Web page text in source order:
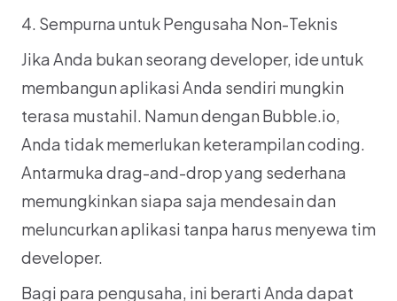
4. Sempurna untuk Pengusaha Non-Teknis
Jika Anda bukan seorang developer, ide untuk
membangun aplikasi Anda sendiri mungkin
terasa mustahil. Namun dengan Bubble.io,
Anda tidak memerlukan keterampilan coding.
Antarmuka drag-and-drop yang sederhana
memungkinkan siapa saja mendesain dan
meluncurkan aplikasi tanpa harus menyewa tim
developer.
Bagi para pengusaha, ini berarti Anda dapat